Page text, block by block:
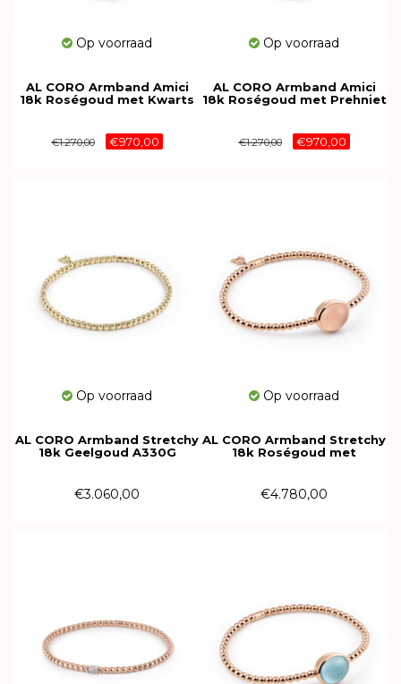
Op voorraad
AL CORO Armband Amici
18k Roségoud met Kwarts
€1.270,00 €970,00
Op voorraad
AL CORO Armband Amici
18k Roségoud met Prehniet
€1.270,00 €970,00
Op voorraad
AL CORO Armband Stretchy
18k Geelgoud A330G
€3.060,00
Op voorraad
AL CORO Armband Stretchy
18k Roségoud met
€4.780,00